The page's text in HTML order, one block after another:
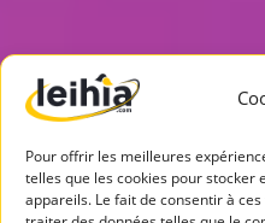
Pour offrir les meilleures
telles que les cookies pour
appareils. Le fait de consentir à